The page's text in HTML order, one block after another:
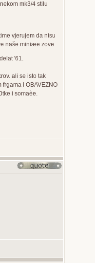
mk3/4 stilu
vjerujem da nisu
naše miniæe zove
'61.
ali se isto tak
i OBAVEZNO
i somaèe.